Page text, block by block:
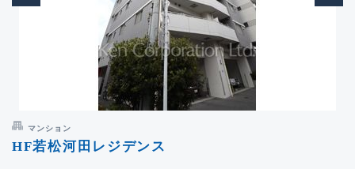
マンション
HF若松河田レジデンス